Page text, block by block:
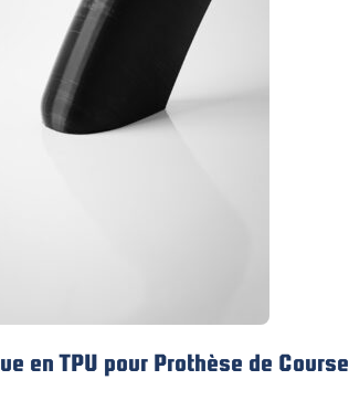
en TPU pour Prothèse de Course